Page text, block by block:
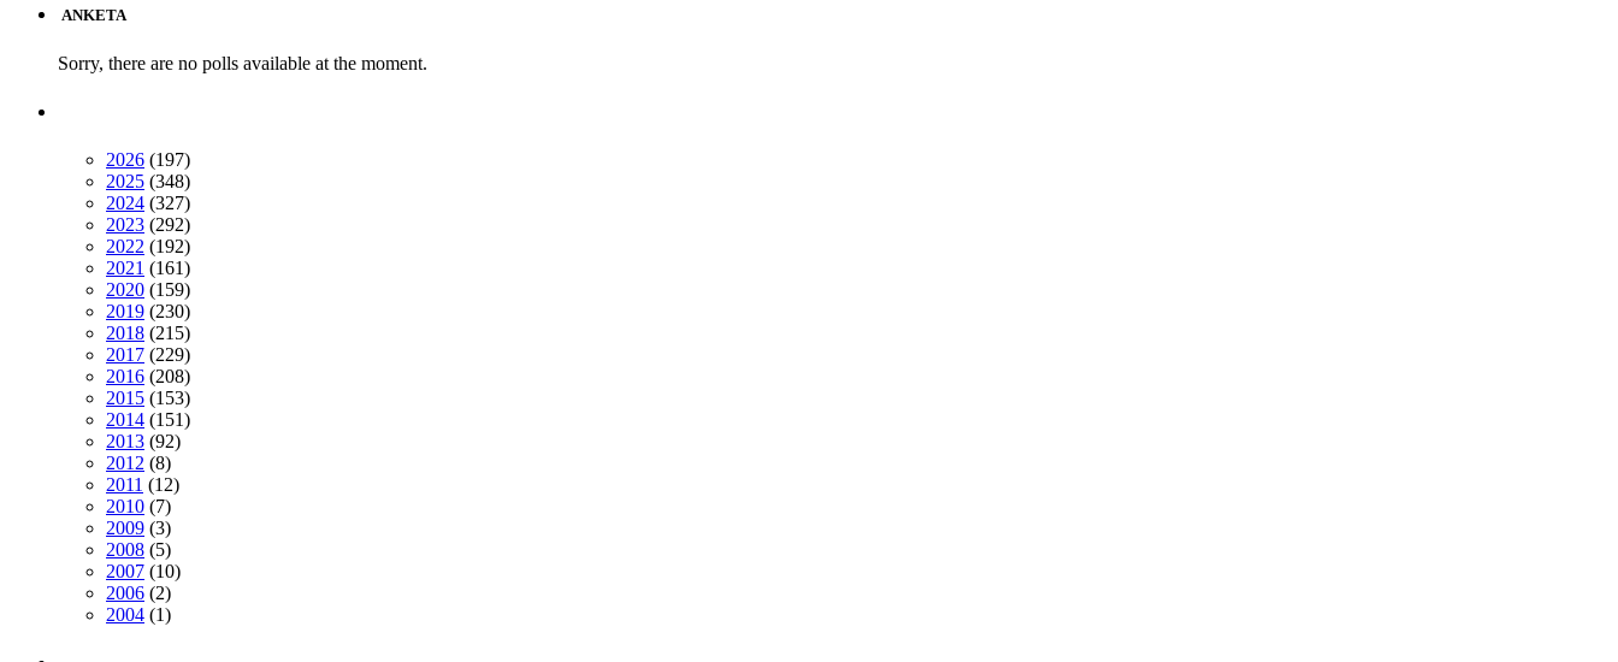
ANKETA
Sorry, there are no polls available at the moment.
2026 (197)
2025 (348)
2024 (327)
2023 (292)
2022 (192)
2021 (161)
2020 (159)
2019 (230)
2018 (215)
2017 (229)
2016 (208)
2015 (153)
2014 (151)
2013 (92)
2012 (8)
2011 (12)
2010 (7)
2009 (3)
2008 (5)
2007 (10)
2006 (2)
2004 (1)